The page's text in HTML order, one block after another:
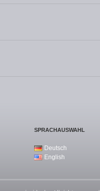
SPRACHAUSWAHL
Deutsch
English